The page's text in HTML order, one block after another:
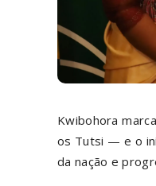
Kwibohora
os Tutsi — e o
da nação e